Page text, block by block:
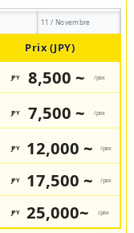
11 / Novembre
Prix (JPY)
JPY 8,500 ~ /pax
JPY 7,500 ~ /pax
JPY 12,000 ~ /pax
JPY 17,500 ~ /pax
JPY 25,000~ /pax